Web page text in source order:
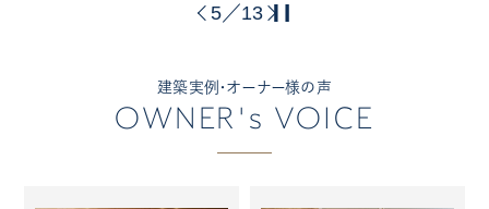
5／13
建築実例・オーナー様の声
OWNER's VOICE